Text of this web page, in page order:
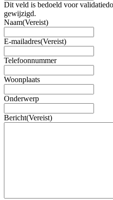
Dit veld is bedoeld voor
gewijzigd.
Naam(Vereist)
E-mailadres(Vereist)
Telefoonnummer
Woonplaats
Onderwerp
Bericht(Vereist)